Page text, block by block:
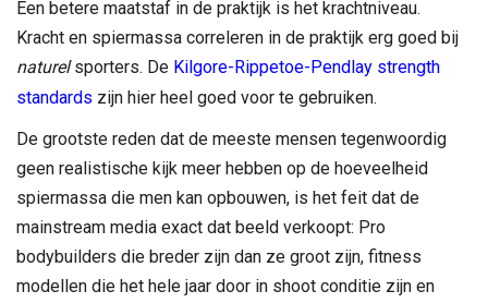
Een betere maatstaf in de praktijk is het krachtniveau.
Kracht en spiermassa correleren in de praktijk erg goed bij
naturelsporters. De Kilgore-Rippetoe-Pendlay strength
standards zijn hier heel goed voor te gebruiken.
De grootste reden dat de meeste mensen tegenwoordig
geen realistische kijk meer hebben op de hoeveelheid
spiermassa die men kan opbouwen, is het feit dat de
mainstream media exact dat beeld verkoopt: Pro
bodybuilders die breder zijn dan ze groot zijn, fitness
modellen die het hele jaar door in shoot conditie zijn en